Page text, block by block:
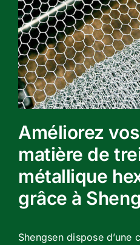
Améliorez
matière de
métallique
grâce à
Shengsen dispose d’une